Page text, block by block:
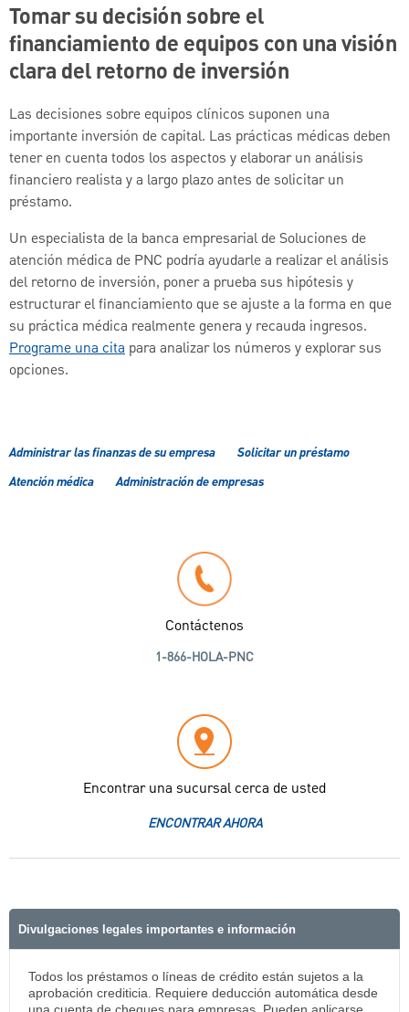
Tomar su decisión sobre el
financiamiento de equipos con una visión
clara del retorno de inversión
Las decisiones sobre equipos clínicos suponen una
importante inversión de capital. Las prácticas médicas deben
tener en cuenta todos los aspectos y elaborar un análisis
financiero realista y a largo plazo antes de solicitar un
préstamo.
Un especialista de la banca empresarial de Soluciones de
atención médica de PNC podría ayudarle a realizar el análisis
del retorno de inversión, poner a prueba sus hipótesis y
estructurar el financiamiento que se ajuste a la forma en que
su práctica médica realmente genera y recauda ingresos.
Programe una cita para analizar los números y explorar sus
opciones.
Administrar las finanzas de su empresa
Solicitar un préstamo
Atención médica
Administración de empresas
Contáctenos
1-866-HOLA-PNC
Encontrar una sucursal cerca de usted
ENCONTRAR AHORA
Divulgaciones legales importantes e información
Todos los préstamos o líneas de crédito están sujetos a la
aprobación crediticia. Requiere deducción automática desde